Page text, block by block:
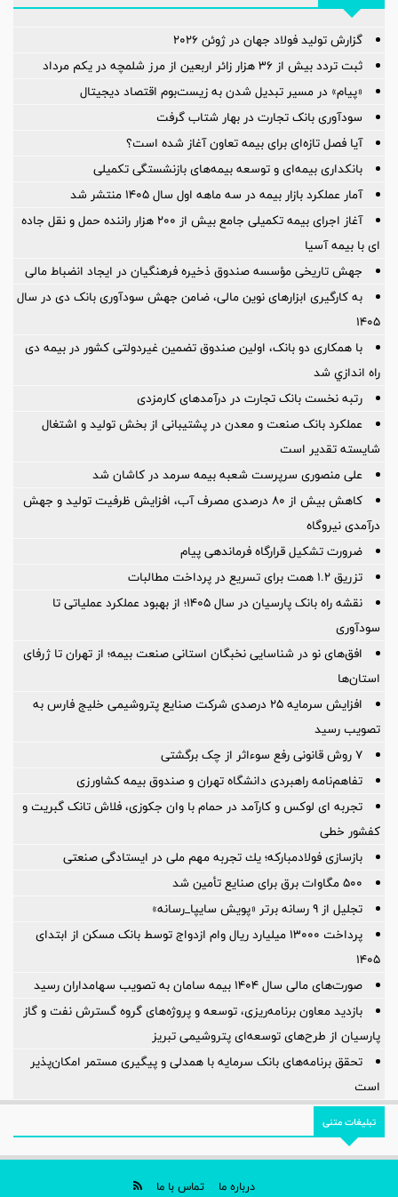
گزارش تولید فولاد جهان در ژوئن ۲۰۲۶
ثبت تردد بیش از ۳۶ هزار زائر اربعین از مرز شلمچه در یکم مرداد
«پیام» در مسیر تبدیل شدن به زیست‌بوم اقتصاد دیجیتال
سودآوری بانک تجارت در بهار شتاب گرفت
آیا فصل تازه‌ای برای بیمه تعاون آغاز شده است؟
بانکداری بیمه‌ای و توسعه بیمه‌های بازنشستگی تکمیلی
آمار عملكرد بازار بیمه در سه ماهه اول سال 1405 منتشر شد
آغاز اجرای بیمه تکمیلی جامع بیش از ۲۰۰ هزار راننده حمل و نقل جاده
ای با بیمه آسیا
جهش تاریخی مؤسسه صندوق ذخیره فرهنگیان در ایجاد انضباط مالی
به کارگیری ابزارهای نوین مالی، ضامن جهش سودآوری بانک دی در سال
۱۴۰۵
با همکاری دو بانک، اولین صندوق تضمین غیردولتی کشور در بیمه دی
راه اندازي شد
رتبه نخست بانک تجارت در درآمدهای کارمزدی
عملکرد بانک صنعت و معدن در پشتیبانی از بخش تولید و اشتغال
شایسته تقدیر است
علی منصوری سرپرست شعبه بیمه سرمد در کاشان شد
کاهش بیش از ۸۰ درصدی مصرف آب، افزایش ظرفیت تولید و جهش
درآمدی نیروگاه
ضرورت تشكیل قرارگاه فرماندهی پیام
تزریق ۱.۲ همت برای تسریع در پرداخت مطالبات
نقشه راه بانک پارسیان در سال ۱۴۰۵؛ از بهبود عملکرد عملیاتی تا
سودآوری
افق‌های نو در شناسایی نخبگان استانی صنعت بیمه؛ از تهران تا ژرفای
استان‌ها
افزایش سرمایه ۲۵ درصدی شرکت صنایع پتروشیمی خلیج فارس به
تصویب رسید
۷ روش قانونی رفع سوء‌اثر از چک برگشتی
تفاهم‌نامه راهبردی دانشگاه تهران و صندوق بیمه كشاورزی
تجربه ای لوکس و کارآمد در حمام با وان جکوزی، فلاش تانک گبریت و
کفشور خطی
بازسازی فولادمباركه؛ یك تجربه مهم ملی در ایستادگی صنعتی
۵۰۰ مگاوات برق برای صنایع تأمین شد
تجلیل از ۹ رسانه برتر «پویش سایپا_رسانه»
پرداخت ۱۳۰۰۰ میلیارد ریال وام ازدواج توسط بانک مسکن از ابتدای
۱۴۰۵
صورت‌های مالی سال ۱۴۰۴ بیمه سامان به تصویب سهامداران رسید
بازدید معاون برنامه‌ریزی، توسعه و پروژه‌های گروه گسترش نفت و گاز
پارسیان از طرح‌های توسعه‌ای پتروشیمی تبریز
تحقق برنامه‌های بانک سرمایه با همدلی و پیگیری مستمر امکان‌پذیر
است
تبلیغات متنی
درباره ما تماس با ما